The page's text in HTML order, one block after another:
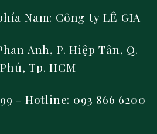
Nam: Công ty LÊ GIA
Anh, P. Hiệp Tân, Q.
Tp. HCM
- Hotline: 093 866 6200